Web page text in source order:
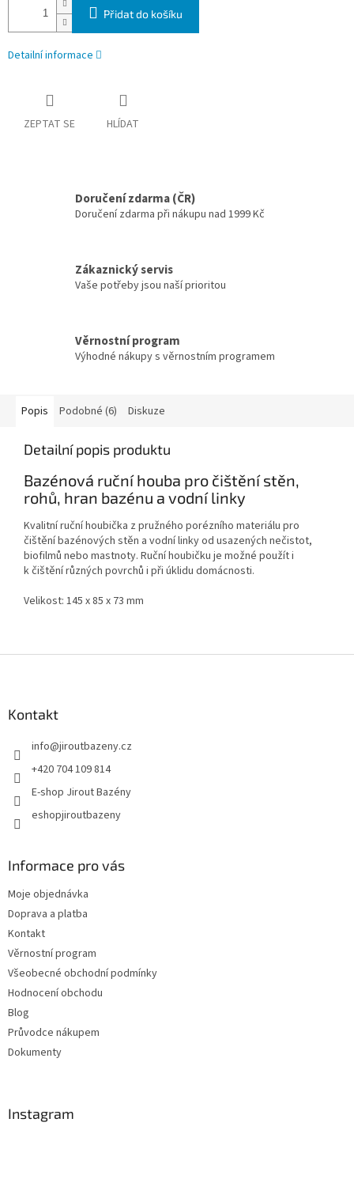
Přidat do košíku
Detailní informace
ZEPTAT SE HLÍDAT
Doručení zdarma (ČR)
Doručení zdarma při nákupu nad 1999 Kč
Zákaznický servis
Vaše potřeby jsou naší prioritou
Věrnostní program
Výhodné nákupy s věrnostním programem
Popis Podobné (6) Diskuze
Detailní popis produktu
Bazénová ruční houba pro čištění stěn,
rohů, hran bazénu a vodní linky
Kvalitní ruční houbička z pružného porézního materiálu pro
čištění bazénových stěn a vodní linky od usazených nečistot,
biofilmů nebo mastnoty. Ruční houbičku je možné použít i
k čištění různých povrchů i při úklidu domácnosti.
Velikost: 145 x 85 x 73 mm
Kontakt
info@jiroutbazeny.cz
+420 704 109 814
E-shop Jirout Bazény
eshopjiroutbazeny
Informace pro vás
Moje objednávka
Doprava a platba
Kontakt
Věrnostní program
Všeobecné obchodní podmínky
Hodnocení obchodu
Blog
Průvodce nákupem
Dokumenty
Instagram